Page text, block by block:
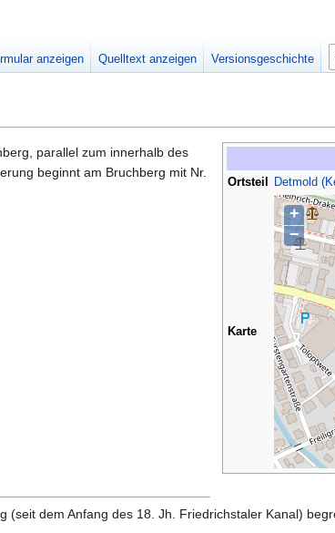
Ortsteil Detmold
Karte
+
−
parallel zum innerhalb des
beginnt am Bruchberg mit Nr.
dem Anfang des 18. Jh. Friedrichstaler Kanal)
anzeigen Quelltext anzeigen Versionsgeschichte